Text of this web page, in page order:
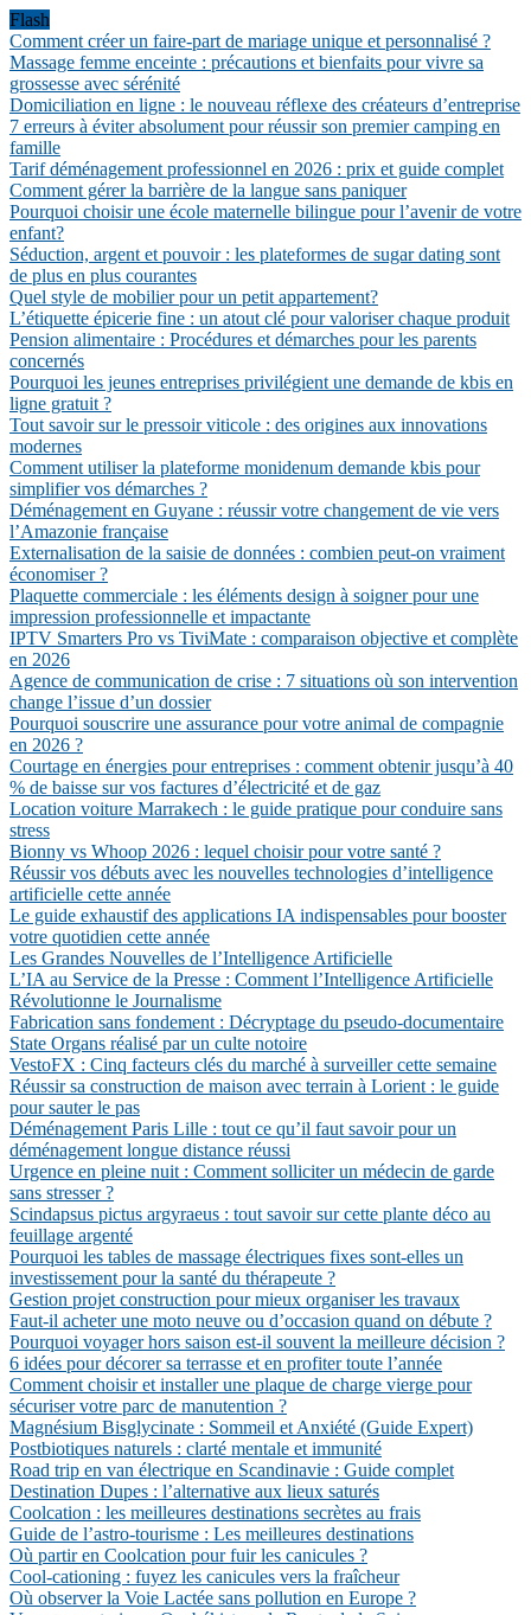
Flash
Comment créer un faire-part de mariage unique et personnalisé ?
Massage femme enceinte : précautions et bienfaits pour vivre sa
grossesse avec sérénité
Domiciliation en ligne : le nouveau réflexe des créateurs d’entreprise
7 erreurs à éviter absolument pour réussir son premier camping en
famille
Tarif déménagement professionnel en 2026 : prix et guide complet
Comment gérer la barrière de la langue sans paniquer
Pourquoi choisir une école maternelle bilingue pour l’avenir de votre
enfant?
Séduction, argent et pouvoir : les plateformes de sugar dating sont
de plus en plus courantes
Quel style de mobilier pour un petit appartement?
L’étiquette épicerie fine : un atout clé pour valoriser chaque produit
Pension alimentaire : Procédures et démarches pour les parents
concernés
Pourquoi les jeunes entreprises privilégient une demande de kbis en
ligne gratuit ?
Tout savoir sur le pressoir viticole : des origines aux innovations
modernes
Comment utiliser la plateforme monidenum demande kbis pour
simplifier vos démarches ?
Déménagement en Guyane : réussir votre changement de vie vers
l’Amazonie française
Externalisation de la saisie de données : combien peut-on vraiment
économiser ?
Plaquette commerciale : les éléments design à soigner pour une
impression professionnelle et impactante
IPTV Smarters Pro vs TiviMate : comparaison objective et complète
en 2026
Agence de communication de crise : 7 situations où son intervention
change l’issue d’un dossier
Pourquoi souscrire une assurance pour votre animal de compagnie
en 2026 ?
Courtage en énergies pour entreprises : comment obtenir jusqu’à 40
% de baisse sur vos factures d’électricité et de gaz
Location voiture Marrakech : le guide pratique pour conduire sans
stress
Bionny vs Whoop 2026 : lequel choisir pour votre santé ?
Réussir vos débuts avec les nouvelles technologies d’intelligence
artificielle cette année
Le guide exhaustif des applications IA indispensables pour booster
votre quotidien cette année
Les Grandes Nouvelles de l’Intelligence Artificielle
L’IA au Service de la Presse : Comment l’Intelligence Artificielle
Révolutionne le Journalisme
Fabrication sans fondement : Décryptage du pseudo-documentaire
State Organs réalisé par un culte notoire
VestoFX : Cinq facteurs clés du marché à surveiller cette semaine
Réussir sa construction de maison avec terrain à Lorient : le guide
pour sauter le pas
Déménagement Paris Lille : tout ce qu’il faut savoir pour un
déménagement longue distance réussi
Urgence en pleine nuit : Comment solliciter un médecin de garde
sans stresser ?
Scindapsus pictus argyraeus : tout savoir sur cette plante déco au
feuillage argenté
Pourquoi les tables de massage électriques fixes sont-elles un
investissement pour la santé du thérapeute ?
Gestion projet construction pour mieux organiser les travaux
Faut-il acheter une moto neuve ou d’occasion quand on débute ?
Pourquoi voyager hors saison est-il souvent la meilleure décision ?
6 idées pour décorer sa terrasse et en profiter toute l’année
Comment choisir et installer une plaque de charge vierge pour
sécuriser votre parc de manutention ?
Magnésium Bisglycinate : Sommeil et Anxiété (Guide Expert)
Postbiotiques naturels : clarté mentale et immunité
Road trip en van électrique en Scandinavie : Guide complet
Destination Dupes : l’alternative aux lieux saturés
Coolcation : les meilleures destinations secrètes au frais
Guide de l’astro-tourisme : Les meilleures destinations
Où partir en Coolcation pour fuir les canicules ?
Cool-cationing : fuyez les canicules vers la fraîcheur
Où observer la Voie Lactée sans pollution en Europe ?